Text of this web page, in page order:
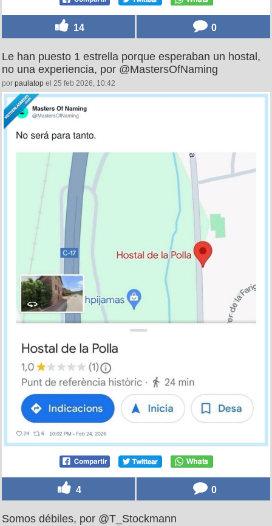
14 0
Le han puesto 1 estrella porque esperaban un hostal,
no una experiencia, por @MastersOfNaming
por paulatop el 25 feb 2026, 10:42
4 0
Somos débiles, por @T_Stockmann